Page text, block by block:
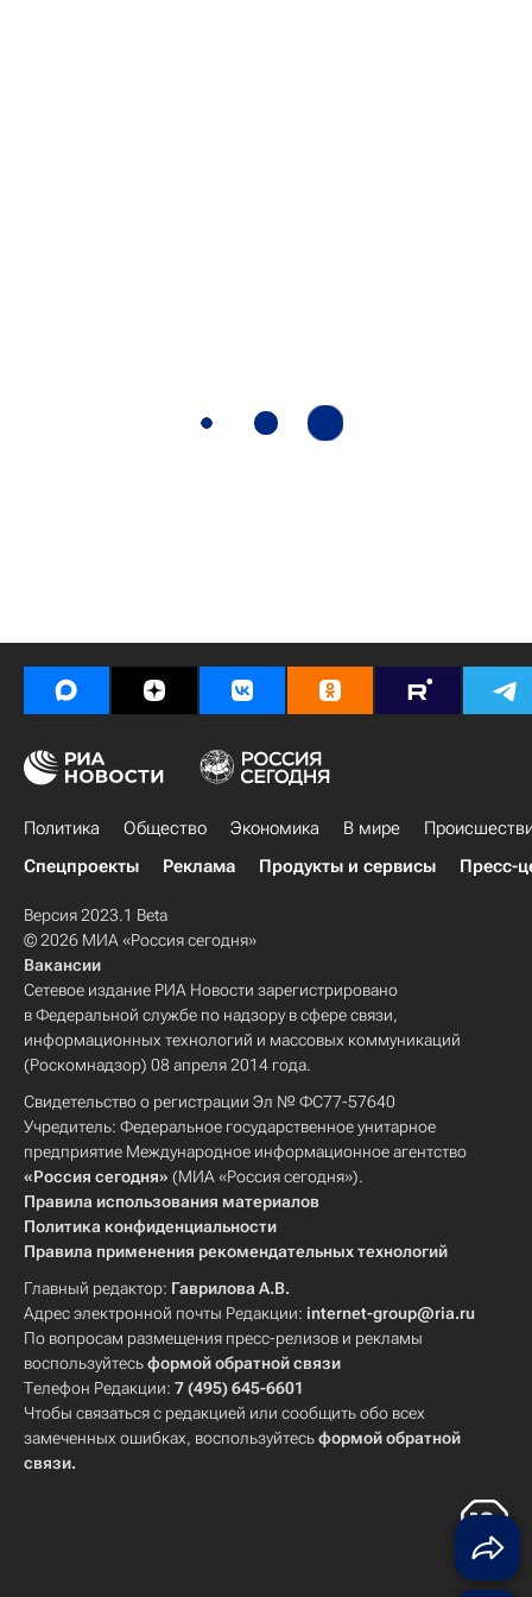
Политика Общество Экономика В мире
Спецпроекты
Реклама Продукты и сервисы Пресс-
Версия 2023.1 Beta
© 2026 МИА «Россия сегодня»
Вакансии
Сетевое издание РИА Новости зарегистрировано
в Федеральной службе по надзору в сфере связи,
информационных технологий и массовых коммуникаций
(Роскомнадзор) 08 апреля 2014 года.
Свидетельство о регистрации Эл № ФС77-57640
Учредитель: Федеральное государственное унитарное
предприятие Международное информационное агентство
«Россия сегодня» (МИА «Россия сегодня»).
Правила использования материалов
Политика конфиденциальности
Правила применения рекомендательных технологий
Главный редактор: Гаврилова А.В.
Адрес электронной почты Редакции: internet-group@ria.ru
По вопросам размещения пресс-релизов и рекламы
воспользуйтесьформой обратной связи
Телефон Редакции: 7 (495) 645-6601
Чтобы связаться с редакцией или сообщить обо всех
замеченных ошибках, воспользуйтесьформой обратной
связи.